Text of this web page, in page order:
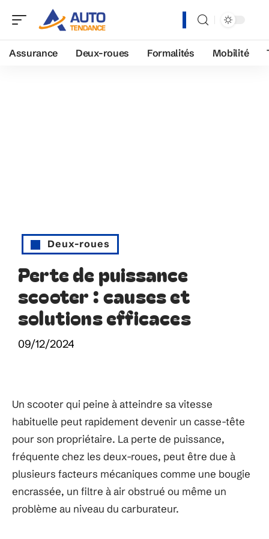
Assurance Deux-roues Formalités Mobilité
Deux-roues
Perte de puissance
scooter : causes et
solutions efficaces
09/12/2024
Un scooter qui peine à atteindre sa vitesse
habituelle peut rapidement devenir un casse-tête
pour son propriétaire. La perte de puissance,
fréquente chez les deux-roues, peut être due à
plusieurs facteurs mécaniques comme une bougie
encrassée, un filtre à air obstrué ou même un
problème au niveau du carburateur.